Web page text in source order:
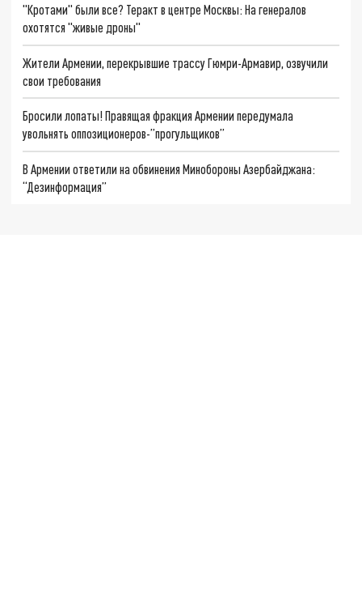
"Кротами" были все? Теракт в центре Москвы: На генералов
охотятся "живые дроны"
Жители Армении, перекрывшие трассу Гюмри-Армавир, озвучили
свои требования
Бросили лопаты! Правящая фракция Армении передумала
увольнять оппозиционеров-”прогульщиков”
В Армении ответили на обвинения Минобороны Азербайджана:
“Дезинформация”